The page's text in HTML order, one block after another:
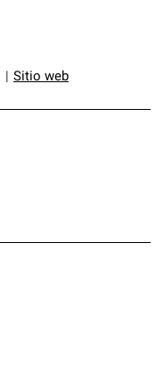
Sitio web